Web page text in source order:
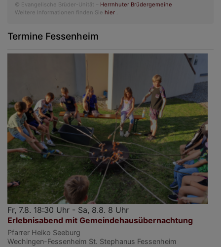
© Evangelische Brüder-Unität – Herrnhuter Brüdergemeine
Weitere Informationen finden Sie hier .
Termine Fessenheim
Fr, 7.8. 18:30 Uhr - Sa, 8.8. 8 Uhr
Erlebnisabend mit Gemeindehausübernachtung
Pfarrer Heiko Seeburg
Wechingen-Fessenheim St. Stephanus Fessenheim